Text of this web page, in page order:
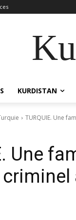
KURDISTAN
TURQUIE. Une
Une